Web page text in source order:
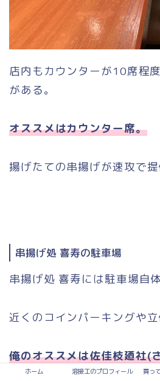
店内もカウンターが10席程
がある。
オススメはカウンター席。
揚げたての串揚げが速攻で提
串揚げ処 喜寿の駐車場
串揚げ処 喜寿には駐車場自体
近くのコインパーキングや立
俺のオススメは佐佳枝廼社(
にある駐車場。
ホーム 溶接工のプロフィール 買っ